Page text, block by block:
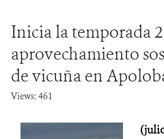
Inicia la temporada
aprovechamiento
de vicuña en
Views: 461